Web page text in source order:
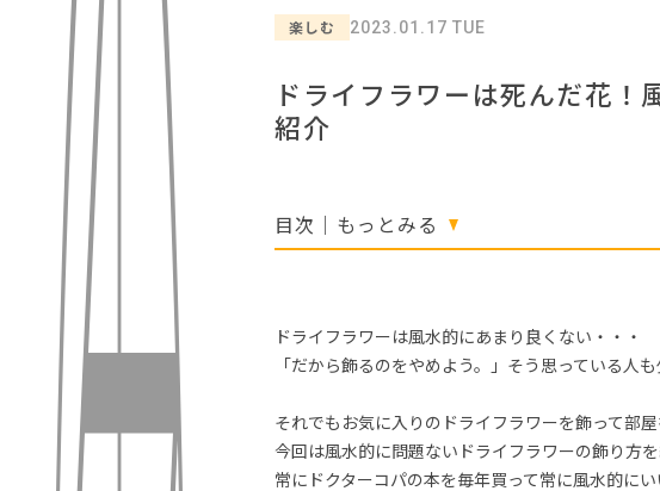
#ニトリ
#おすす
楽しむ 2023.01.17 TUE
ドライフラワーは死んだ花！
紹介
目次｜もっとみる
ドライフラワーは風水的にあまり良くない・・・
「だから飾るのをやめよう。」そう思っている人
それでもお気に入りのドライフラワーを飾って部
今回は風水的に問題ないドライフラワーの飾り方を
常にドクターコパの本を毎年買って常に風水的に